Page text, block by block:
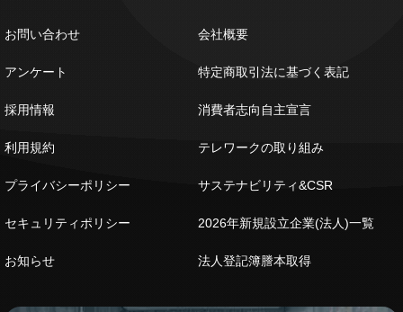
お問い合わせ
アンケート
採用情報
利用規約
プライバシーポリシー
セキュリティポリシー
お知らせ
会社概要
特定商取引法に基づく表記
消費者志向自主宣言
テレワークの取り組み
サステナビリティ&CSR
2026年新規設立企業(法人)一覧
法人登記簿謄本取得